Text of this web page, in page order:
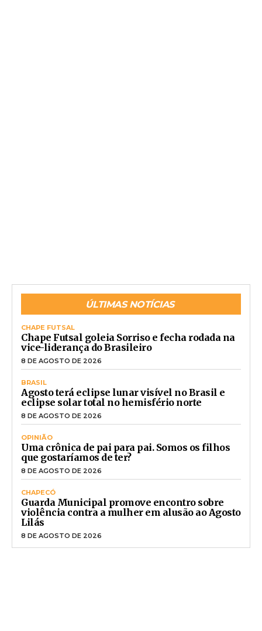
ÚLTIMAS NOTÍCIAS
CHAPE FUTSAL
Chape Futsal goleia Sorriso e fecha rodada na
vice-liderança do Brasileiro
8 DE AGOSTO DE 2026
BRASIL
Agosto terá eclipse lunar visível no Brasil e
eclipse solar total no hemisfério norte
8 DE AGOSTO DE 2026
OPINIÃO
Uma crônica de pai para pai. Somos os filhos
que gostaríamos de ter?
8 DE AGOSTO DE 2026
CHAPECÓ
Guarda Municipal promove encontro sobre
violência contra a mulher em alusão ao Agosto
Lilás
8 DE AGOSTO DE 2026